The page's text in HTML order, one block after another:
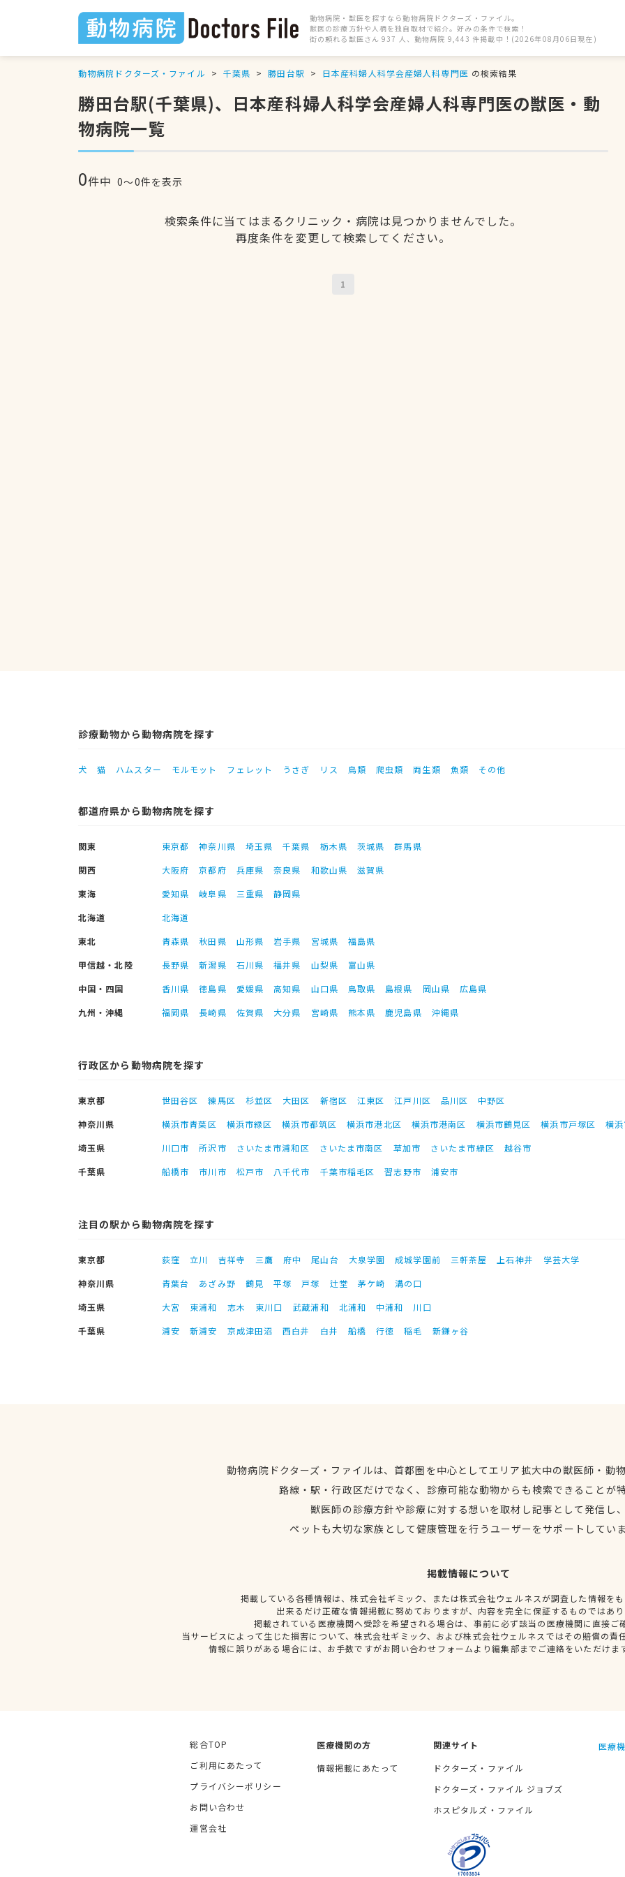
動物病院・獣医を探すなら動物病院ドクターズ・ファイル。
獣医の診療方針や人柄を独自取材で紹介。好みの条件で検索！
街の頼れる獣医さん 937 人、動物病院 9,443 件掲載中！(2026年08月06日現在)
動物病院ドクターズ・ファイル 千葉県 勝田台駅 日本産科婦人科学会産婦人科専門医 の検索結果
勝田台駅(千葉県)、日本産科婦人科学会産婦人科専門医の獣医・動
物病院一覧
0件中 0〜0件を表示
検索条件に当てはまるクリニック・病院は見つかりませんでした。
再度条件を変更して検索してください。
1
診療動物から動物病院を探す
犬 猫 ハムスター モルモット フェレット うさぎ リス 鳥類 爬虫類 両生類 魚類 その他
都道府県から動物病院を探す
関東 東京都 神奈川県 埼玉県 千葉県 栃木県 茨城県
群馬県
関西
大阪府 京都府 兵庫県 奈良県 和歌山県
滋賀県
東海
愛知県 岐阜県 三重県
静岡県
北海道
北海道
東北
青森県 秋田県 山形県 岩手県 宮城県
福島県
甲信越・北陸
長野県 新潟県 石川県 福井県 山梨県
富山県
中国・四国
香川県 徳島県 愛媛県 高知県 山口県 鳥取県 島根県 岡山県
広島県
九州・沖縄
福岡県 長崎県 佐賀県 大分県 宮崎県 熊本県 鹿児島県 沖縄県
行政区から動物病院を探す
東京都 世田谷区 練馬区 杉並区 大田区 新宿区 江東区 江戸川区 品川区
中野区
神奈川県
横浜市青葉区 横浜市緑区 横浜市都筑区 横浜市港北区 横浜市港南区 横浜市鶴見区 横浜市戸塚区
横
埼玉県
川口市 所沢市 さいたま市浦和区 さいたま市南区 草加市 さいたま市緑区
越谷市
千葉県
船橋市 市川市 松戸市 八千代市 千葉市稲毛区 習志野市 浦安市
注目の駅から動物病院を探す
東京都 荻窪 立川 吉祥寺 三鷹 府中 尾山台 大泉学園 成城学園前 三軒茶屋 上石神井
学芸大学
神奈川県
青葉台 あざみ野 鶴見 平塚 戸塚 辻堂 茅ケ崎
溝の口
埼玉県
大宮 東浦和 志木 東川口 武蔵浦和 北浦和 中浦和
川口
千葉県
浦安 新浦安 京成津田沼 西白井 白井 船橋 行徳 稲毛 新鎌ヶ谷
動物病院ドクターズ・ファイルは、首都圏を中心としてエリア拡大中の獣医師・動
路線・駅・行政区だけでなく、診療可能な動物からも検索できることが
獣医師の診療方針や診療に対する想いを取材し記事として発信し
ペットも大切な家族として健康管理を行うユーザーをサポートしてい
掲載情報について
掲載している各種情報は、株式会社ギミック、または株式会社ウェルネスが調査した情報を
出来るだけ正確な情報掲載に努めておりますが、内容を完全に保証するものではあ
掲載されている医療機関へ受診を希望される場合は、事前に必ず該当の医療機関に直接ご
当サービスによって生じた損害について、株式会社ギミック、および株式会社ウェルネスではその賠償の責
情報に誤りがある場合には、お手数ですがお問い合わせフォームより編集部までご連絡をいただけま
総合TOP
ご利用にあたって
プライバシーポリシー
お問い合わせ
運営会社
医療機関の方
情報掲載にあたって
関連サイト
ドクターズ・ファイル
ドクターズ・ファイル ジョブズ
ホスピタルズ・ファイル
医療